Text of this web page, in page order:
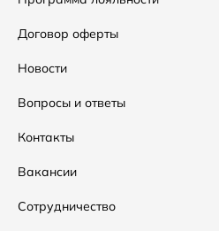
Аксессуары
Распродажа
Подарочные сертификаты
Условия возвратов
Таблица размеров
Уход за одеждой
Договор оферты
Новости
Вопросы и ответы
Контакты
Вакансии
Сотрудничество